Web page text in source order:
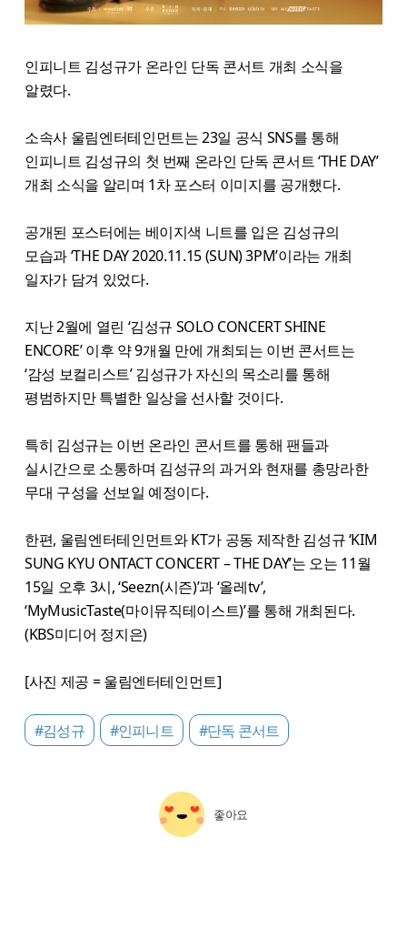
인피니트 김성규가 온라인 단독 콘서트 개최 소식을
알렸다.
소속사 울림엔터테인먼트는 23일 공식 SNS를 통해
인피니트 김성규의 첫 번째 온라인 단독 콘서트 ‘THE DAY’
개최 소식을 알리며 1차 포스터 이미지를 공개했다.
공개된 포스터에는 베이지색 니트를 입은 김성규의
모습과 ‘THE DAY 2020.11.15 (SUN) 3PM’이라는 개최
일자가 담겨 있었다.
지난 2월에 열린 ‘김성규 SOLO CONCERT SHINE
ENCORE’ 이후 약 9개월 만에 개최되는 이번 콘서트는
‘감성 보컬리스트’ 김성규가 자신의 목소리를 통해
평범하지만 특별한 일상을 선사할 것이다.
특히 김성규는 이번 온라인 콘서트를 통해 팬들과
실시간으로 소통하며 김성규의 과거와 현재를 총망라한
무대 구성을 선보일 예정이다.
한편, 울림엔터테인먼트와 KT가 공동 제작한 김성규 ‘KIM
SUNG KYU ONTACT CONCERT – THE DAY’는 오는 11월
15일 오후 3시, ‘Seezn(시즌)’과 ‘올레tv’,
‘MyMusicTaste(마이뮤직테이스트)’를 통해 개최된다.
(KBS미디어 정지은)
[사진 제공 = 울림엔터테인먼트]
#김성규 #인피니트 #단독 콘서트
좋아요